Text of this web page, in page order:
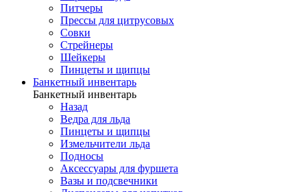
Питчеры
Прессы для цитрусовых
Совки
Стрейнеры
Шейкеры
Пинцеты и щипцы
Банкетный инвентарь
Банкетный инвентарь
Назад
Ведра для льда
Пинцеты и щипцы
Измельчители льда
Подносы
Аксессуары для фуршета
Вазы и подсвечники